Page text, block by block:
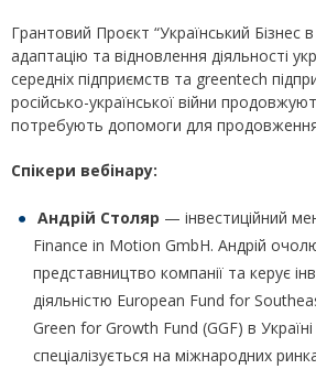
Грантовий Проєкт “Український Бізнес
адаптацію та відновлення діяльності
середніх підприємств та greentech
російсько-української війни
потребують допомоги для продовження
Спікери вебінару:
Андрій Столяр — інвестиційний
Finance in Motion GmbH. Андрій
представництво компанії та керує
діяльністю European Fund for
Green for Growth Fund (GGF) в Україні
спеціалізується на міжнародних